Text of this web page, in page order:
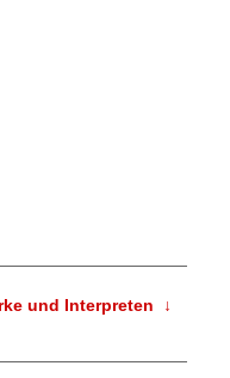
und Interpreten ↓